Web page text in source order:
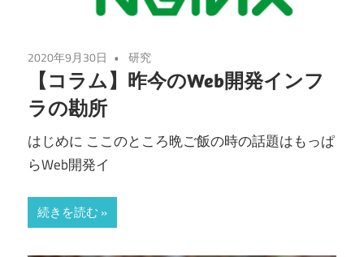
2020年9月30日 研究
【コラム】昨今のWeb開発インフ
ラの勘所
はじめに ここのところ晩ご飯の時の話題はもっぱ
らWeb開発イ
続きを読む